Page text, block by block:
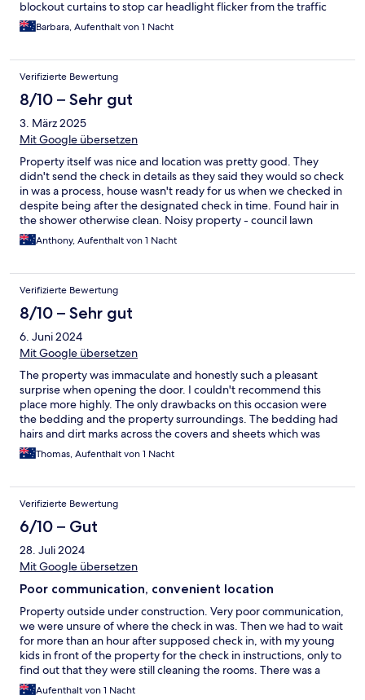
blockout curtains to stop car headlight flicker from the traffic
overnight. Spartan but clean and comfy beds. Close to Hospital.
Barbara, Aufenthalt von 1 Nacht
Verifizierte Bewertung
8/10 – Sehr gut
3. März 2025
Mit Google übersetzen
Property itself was nice and location was pretty good. They
didn't send the check in details as they said they would so check
in was a process, house wasn't ready for us when we checked in
despite being after the designated check in time. Found hair in
the shower otherwise clean. Noisy property - council lawn
mowing until after 830pm and the property had a digger onsite
and digging from 730am.
Anthony, Aufenthalt von 1 Nacht
Verifizierte Bewertung
8/10 – Sehr gut
6. Juni 2024
Mit Google übersetzen
The property was immaculate and honestly such a pleasant
surprise when opening the door. I couldn't recommend this
place more highly. The only drawbacks on this occasion were
the bedding and the property surroundings. The bedding had
hairs and dirt marks across the covers and sheets which was
quite unpleasant. The building itself you can tell was fully
refurbished and completely new, which was a real highlight. The
property which made the street appeal not look as good, hence
my pleasant surprise after I opened the door to the room. Very
lovely and highly recommend.
Thomas, Aufenthalt von 1 Nacht
Verifizierte Bewertung
6/10 – Gut
28. Juli 2024
Mit Google übersetzen
Poor communication, convenient location
Property outside under construction. Very poor communication,
we were unsure of where the check in was. Then we had to wait
for more than an hour after supposed check in, with my young
kids in front of the property for the check in instructions, only to
find out that they were still cleaning the rooms. There was a
number to call in some other property but the First Lady was not
Aufenthalt von 1 Nacht